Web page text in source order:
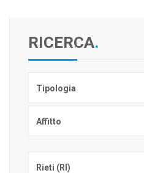
RICERCA.
Tipologia
Affitto
Rieti (RI)